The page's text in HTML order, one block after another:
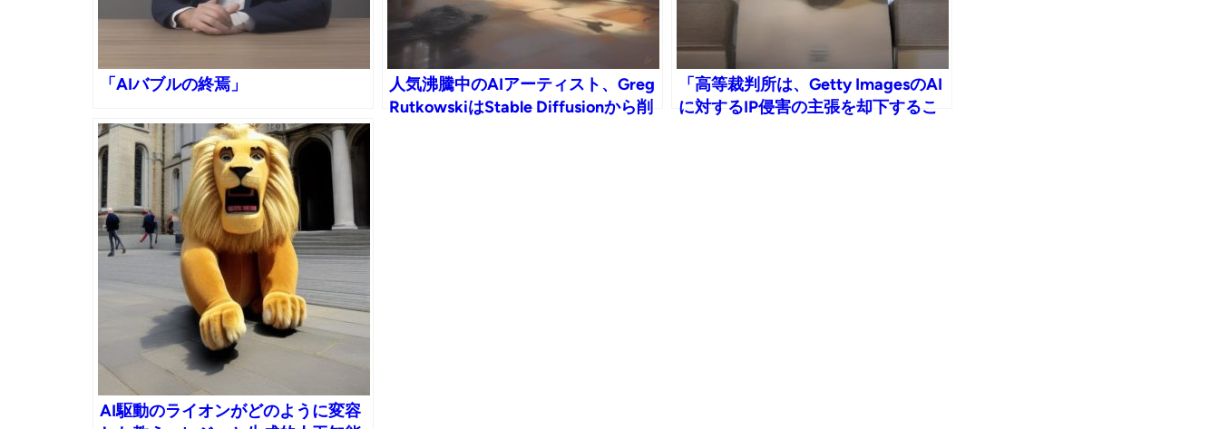
「AIバブルの終焉」
人気沸騰中のAIアーティスト、Greg
RutkowskiはStable Diffusionから削
「高等裁判所は、Getty ImagesのAI
に対するIP侵害の主張を却下するこ
AI駆動のライオンがどのように変容